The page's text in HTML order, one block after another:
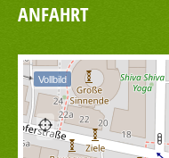
ANFAHRT
Vollbild